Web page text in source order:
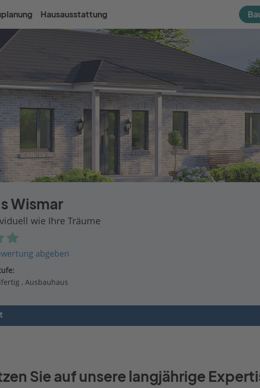
Hausausstattung
Wismar
wie Ihre Träume
abgeben
Ausbauhaus
Sie auf unsere langjährige